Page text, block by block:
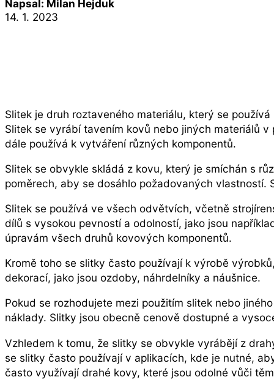
Napsal: Milan Hejduk
14. 1. 2023
Slitek je druh roztaveného materiálu, který se
Slitek se vyrábí tavením kovů nebo jiných materiálů
dále používá k vytváření různých komponentů.
Slitek se obvykle skládá z kovu, který je smíchán s
poměrech, aby se dosáhlo požadovaných vlastností.
Slitek se používá ve všech odvětvích, včetně
dílů s vysokou pevností a odolností, jako jsou
úpravám všech druhů kovových komponentů.
Kromě toho se slitky často používají k výrobě
dekorací, jako jsou ozdoby, náhrdelníky a náušnice.
Pokud se rozhodujete mezi použitím slitek nebo
náklady. Slitky jsou obecně cenově dostupné a
Vzhledem k tomu, že slitky se obvykle vyrábějí z
se slitky často používají v aplikacích, kde je nutné,
často využívají drahé kovy, které jsou odolné vůči